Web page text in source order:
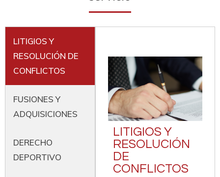
LITIGIOS Y
RESOLUCIÓN DE
CONFLICTOS
FUSIONES Y
ADQUISICIONES
DERECHO
DEPORTIVO
LITIGIOS Y
RESOLUCIÓN
DE
CONFLICTOS